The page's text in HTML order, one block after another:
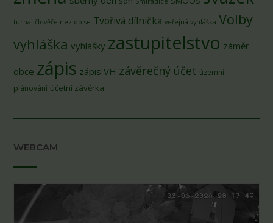
turnaj člověče nezlob se Tvořivá dílnička veřejná vyhláška Volby
vyhláška vyhlášky zastupitelstvo záměr
obce zápis zápis VH závěrečný účet územní
plánování účetní závěrka
WEBCAM